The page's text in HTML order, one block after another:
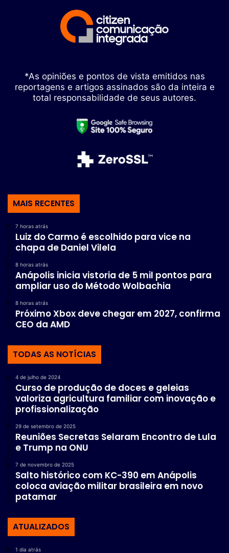
*As opiniões e pontos de vista emitidos nas
reportagens e artigos assinados são da inteira e
total responsabilidade de seus autores.
MAIS RECENTES
7 horas atrás
Luiz do Carmo é escolhido para vice na
chapa de Daniel Vilela
8 horas atrás
Anápolis inicia vistoria de 5 mil pontos para
ampliar uso do Método Wolbachia
8 horas atrás
Próximo Xbox deve chegar em 2027, confirma
CEO da AMD
TODAS AS NOTÍCIAS
4 de julho de 2024
Curso de produção de doces e geleias
valoriza agricultura familiar com inovação e
profissionalização
29 de setembro de 2025
Reuniões Secretas Selaram Encontro de Lula
e Trump na ONU
7 de novembro de 2025
Salto histórico com KC-390 em Anápolis
coloca aviação militar brasileira em novo
patamar
ATUALIZADOS
1 dia atrás